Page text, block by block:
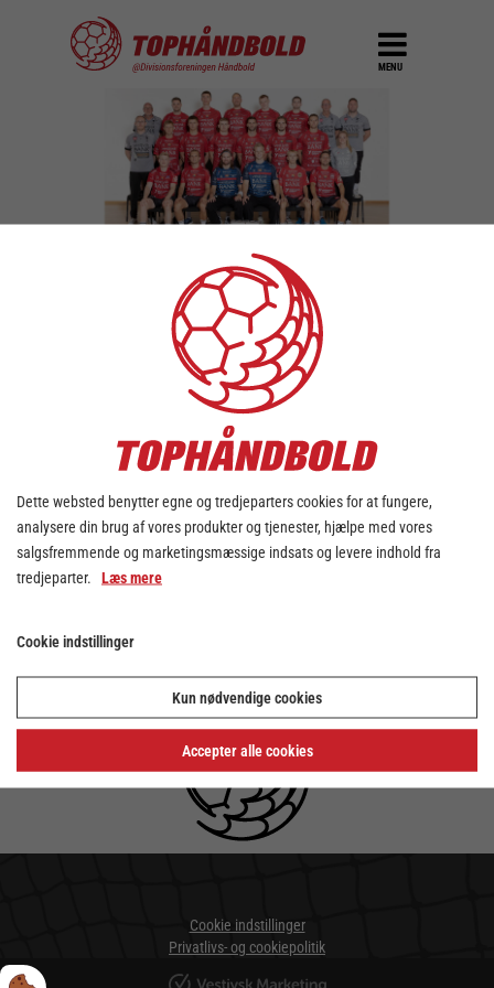
MENU
Lemvig-Thyborøn
Håndbold klarer
skærerne
18. maj 2023
Thyborøn Håndbold kalde sig liga-hold. Det
skete efter at holdet i går aftes på
overbevisende facon vandt ude over Team
Sydhavsøerne med 22-34. Da den første
Cookie indstillinger
Privatlivs- og cookiepolitik
Dette websted benytter egne og tredjeparters cookies for at fungere,
analysere din brug af vores produkter og tjenester, hjælpe med vores
salgsfremmende og marketingsmæssige indsats og levere indhold fra
tredjeparter. Læs mere
Cookie indstillinger
Kun nødvendige cookies
Accepter alle cookies